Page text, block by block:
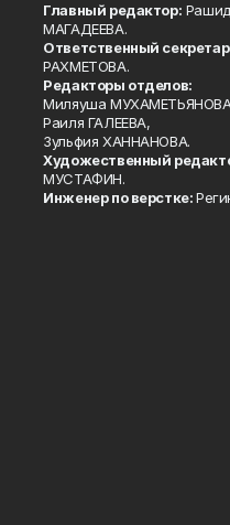
Главный редактор:
МАГАДЕЕВА.
Ответственный
РАХМЕТОВА.
Редакторы отделов:
Миляуша
Раиля ГАЛЕЕВА,
Зульфия ХАННАНОВА.
Художественный
МУСТАФИН.
Инженер по верстке: